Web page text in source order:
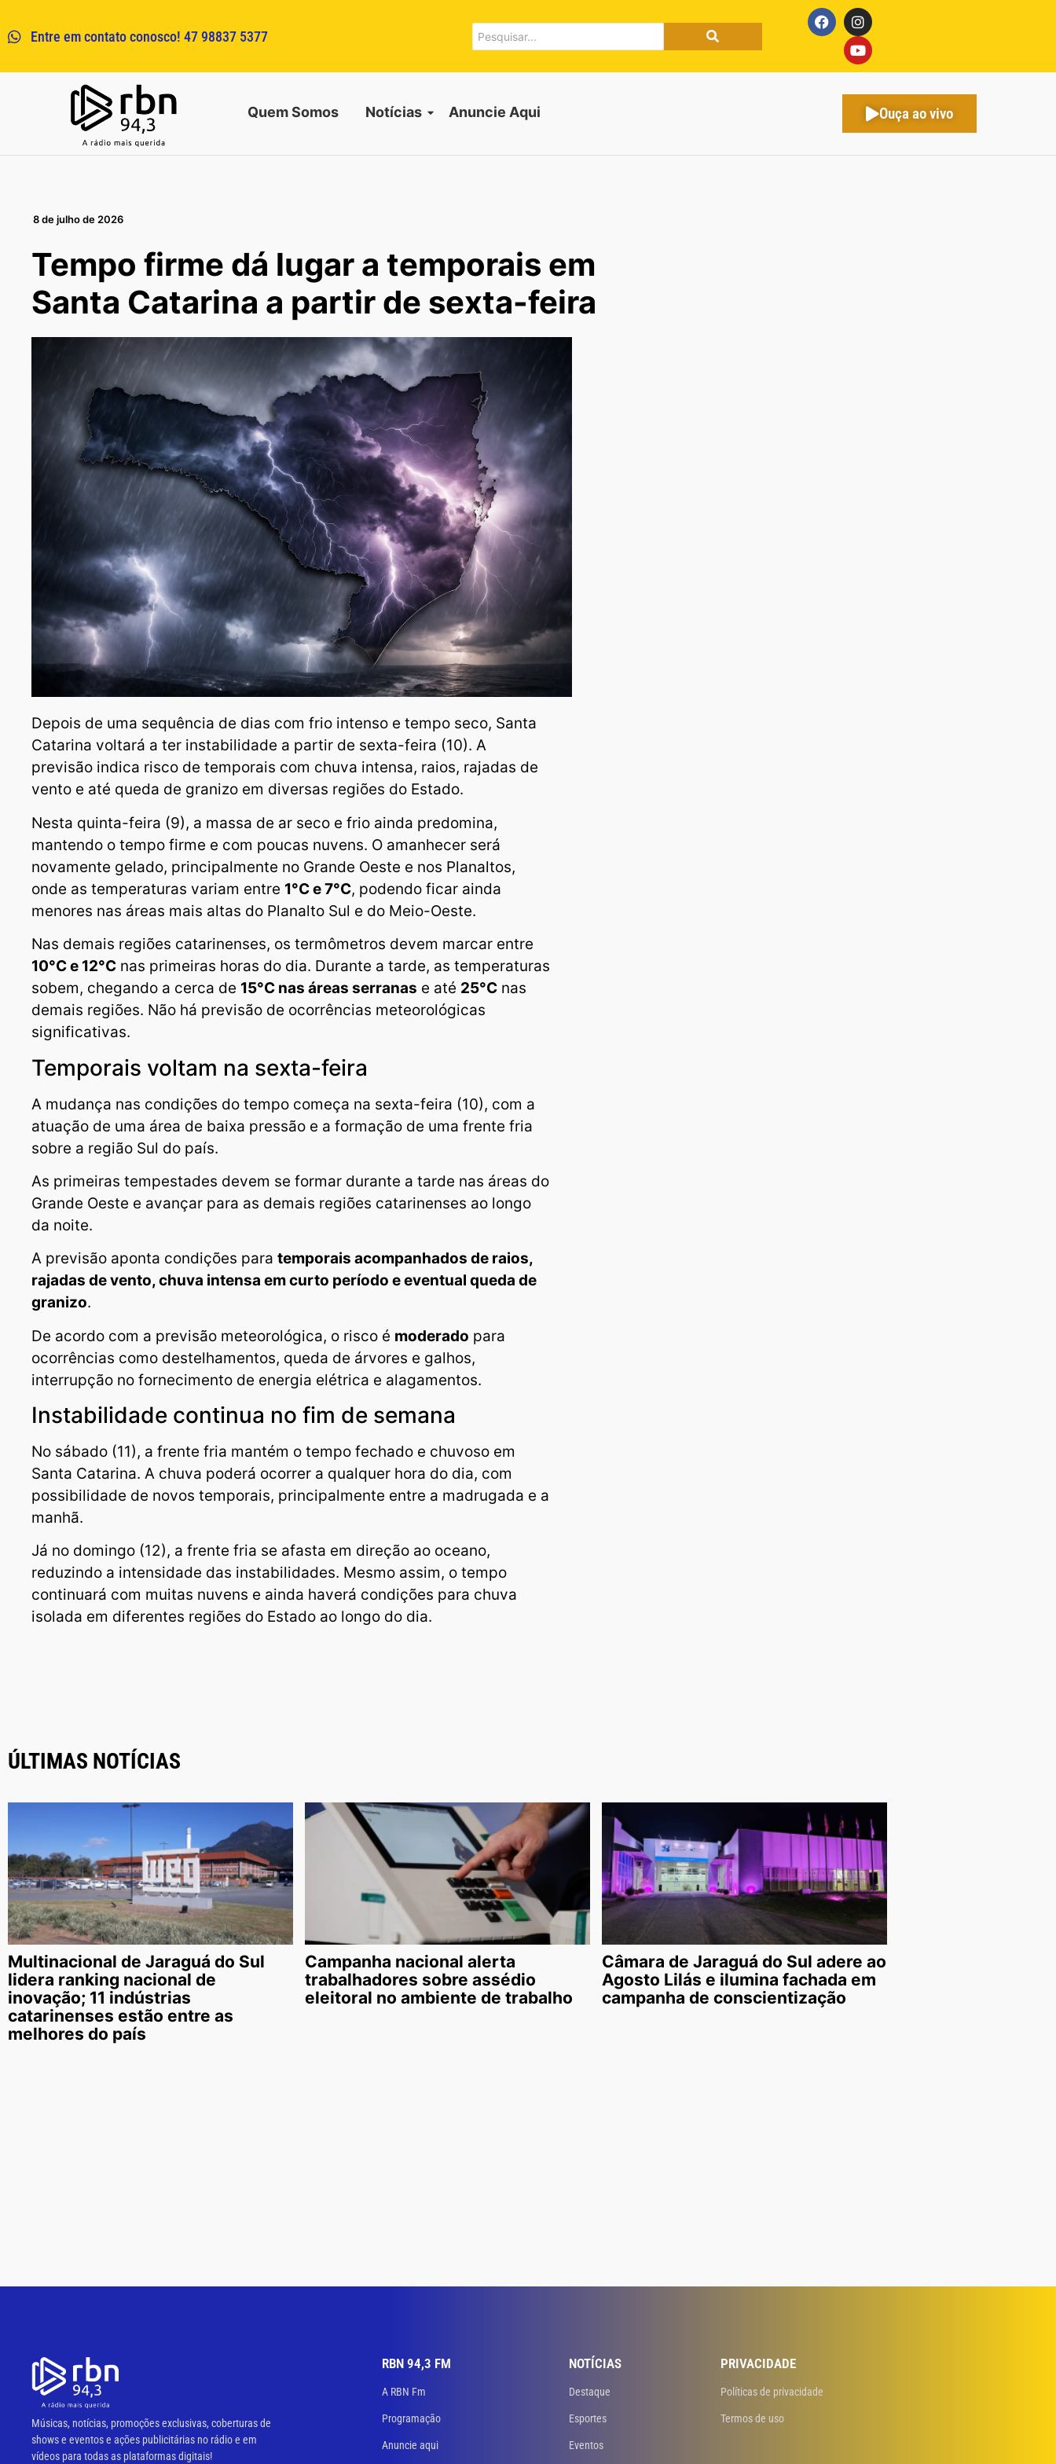
Entre em contato conosco! 47 98837 5377
Quem Somos Notícias Anuncie Aqui Ouça ao vivo
8 de julho de 2026
Tempo firme dá lugar a temporais em
Santa Catarina a partir de sexta-feira
Depois de uma sequência de dias com frio intenso e tempo seco, Santa
Catarina voltará a ter instabilidade a partir de sexta-feira (10). A
previsão indica risco de temporais com chuva intensa, raios, rajadas de
vento e até queda de granizo em diversas regiões do Estado.
Nesta quinta-feira (9), a massa de ar seco e frio ainda predomina,
mantendo o tempo firme e com poucas nuvens. O amanhecer será
novamente gelado, principalmente no Grande Oeste e nos Planaltos,
onde as temperaturas variam entre 1°C e 7°C, podendo ficar ainda
menores nas áreas mais altas do Planalto Sul e do Meio-Oeste.
Nas demais regiões catarinenses, os termômetros devem marcar entre
10°C e 12°C nas primeiras horas do dia. Durante a tarde, as temperaturas
sobem, chegando a cerca de 15°C nas áreas serranas e até 25°C nas
demais regiões. Não há previsão de ocorrências meteorológicas
significativas.
Temporais voltam na sexta-feira
A mudança nas condições do tempo começa na sexta-feira (10), com a
atuação de uma área de baixa pressão e a formação de uma frente fria
sobre a região Sul do país.
As primeiras tempestades devem se formar durante a tarde nas áreas do
Grande Oeste e avançar para as demais regiões catarinenses ao longo
da noite.
A previsão aponta condições para temporais acompanhados de raios,
rajadas de vento, chuva intensa em curto período e eventual queda de
granizo.
De acordo com a previsão meteorológica, o risco é moderado para
ocorrências como destelhamentos, queda de árvores e galhos,
interrupção no fornecimento de energia elétrica e alagamentos.
Instabilidade continua no fim de semana
No sábado (11), a frente fria mantém o tempo fechado e chuvoso em
Santa Catarina. A chuva poderá ocorrer a qualquer hora do dia, com
possibilidade de novos temporais, principalmente entre a madrugada e a
manhã.
Já no domingo (12), a frente fria se afasta em direção ao oceano,
reduzindo a intensidade das instabilidades. Mesmo assim, o tempo
continuará com muitas nuvens e ainda haverá condições para chuva
isolada em diferentes regiões do Estado ao longo do dia.
ÚLTIMAS NOTÍCIAS
Multinacional de Jaraguá do Sul
lidera ranking nacional de
inovação; 11 indústrias
catarinenses estão entre as
melhores do país
Campanha nacional alerta
trabalhadores sobre assédio
eleitoral no ambiente de trabalho
Câmara de Jaraguá do Sul adere ao
Agosto Lilás e ilumina fachada em
campanha de conscientização
Músicas, notícias, promoções exclusivas, coberturas de
shows e eventos e ações publicitárias no rádio e em
vídeos para todas as plataformas digitais!
RBN 94,3 FM
A RBN Fm
Programação
Anuncie aqui
NOTÍCIAS
Destaque
Esportes
Eventos
PRIVACIDADE
Políticas de privacidade
Termos de uso